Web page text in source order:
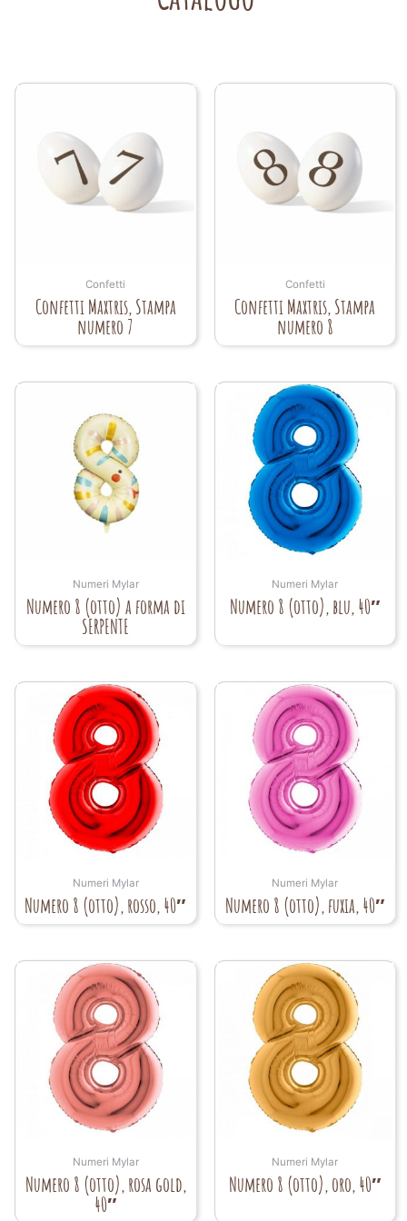
Confetti
Confetti Maxtris, Stampa
numero 7
Confetti
Confetti Maxtris, Stampa
numero 8
Numeri Mylar
Numero 8 (otto) a forma di
SERPENTE
Numeri Mylar
Numero 8 (otto), blu, 40″
Numeri Mylar
Numero 8 (otto), rosso, 40″
Numeri Mylar
Numero 8 (otto), fuxia, 40″
Numeri Mylar
Numero 8 (otto), rosa gold,
40″
Numeri Mylar
Numero 8 (otto), oro, 40″